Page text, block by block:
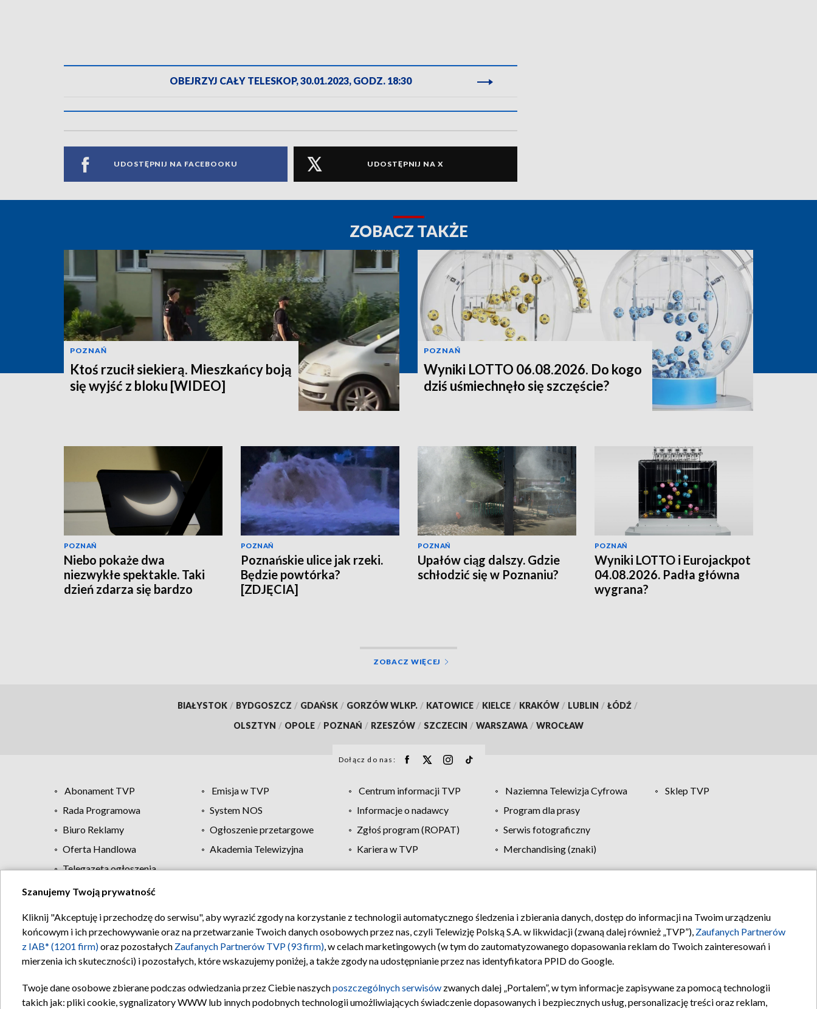
OBEJRZYJ CAŁY TELESKOP, 30.01.2023, GODZ. 18:30
UDOSTĘPNIJ NA FACEBOOKU UDOSTĘPNIJ NA X
ZOBACZ TAKŻE
POZNAŃ
Ktoś rzucił siekierą. Mieszkańcy boją
się wyjść z bloku [WIDEO]
POZNAŃ
Wyniki LOTTO 06.08.2026. Do kogo
dziś uśmiechnęło się szczęście?
POZNAŃ
Niebo pokaże dwa
niezwykłe spektakle. Taki
dzień zdarza się bardzo
POZNAŃ
Poznańskie ulice jak rzeki.
Będzie powtórka?
[ZDJĘCIA]
POZNAŃ
Upałów ciąg dalszy. Gdzie
schłodzić się w Poznaniu?
POZNAŃ
Wyniki LOTTO i Eurojackpot
04.08.2026. Padła główna
wygrana?
ZOBACZ WIĘCEJ
BIAŁYSTOK / BYDGOSZCZ / GDAŃSK / GORZÓW WLKP. / KATOWICE / KIELCE / KRAKÓW / LUBLIN / ŁÓDŹ /
OLSZTYN / OPOLE / POZNAŃ / RZESZÓW / SZCZECIN / WARSZAWA / WROCŁAW
Dołącz do nas:
Abonament TVP Emisja w TVP Centrum informacji TVP Naziemna Telewizja Cyfrowa
Sklep TVP
Rada Programowa
System NOS Informacje o nadawcy
Program dla prasy
Biuro Reklamy
Ogłoszenie przetargowe Zgłoś program (ROPAT)
Serwis fotograficzny
Oferta Handlowa
Akademia Telewizyjna Kariera w TVP
Merchandising (znaki)
Telegazeta ogłoszenia
Regulamin TVP Polityka prywatności Moje zgody Pomoc Biuro reklamy Kontakt
Szanujemy Twoją prywatność
Kliknij "Akceptuję i przechodzę do serwisu", aby wyrazić zgody na korzystanie z technologii automatycznego śledzenia i zbierania danych, dostęp do informacji na Twoim urządzeniu
końcowym i ich przechowywanie oraz na przetwarzanie Twoich danych osobowych przez nas, czyli Telewizję Polską S.A. w likwidacji (zwaną dalej również „TVP”), Zaufanych Partnerów
z IAB* (1201 firm)oraz pozostałych Zaufanych Partnerów TVP (93 firm), w celach marketingowych (w tym do zautomatyzowanego dopasowania reklam do Twoich zainteresowań i
mierzenia ich skuteczności) i pozostałych, które wskazujemy poniżej, a także zgody na udostępnianie przez nas identyfikatora PPID do Google.
Twoje dane osobowe zbierane podczas odwiedzania przez Ciebie naszychposzczególnych serwisów zwanych dalej „Portalem”, w tym informacje zapisywane za pomocą technologii
takich jak: pliki cookie, sygnalizatory WWW lub innych podobnych technologii umożliwiających świadczenie dopasowanych i bezpiecznych usług, personalizację treści oraz reklam,